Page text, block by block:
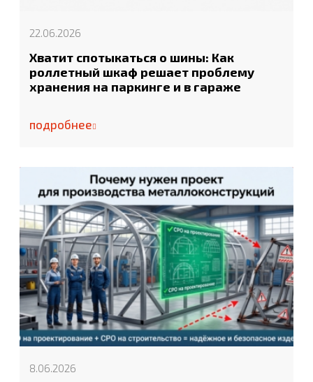
22.06.2026
Хватит спотыкаться о шины: Как
роллетный шкаф решает проблему
хранения на паркинге и в гараже
подробнее
8.06.2026